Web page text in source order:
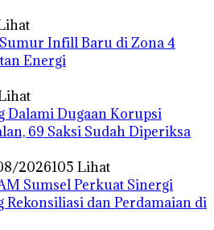
Sumur Infill Baru di Zona 4
Energi
Dalami Dugaan Korupsi
69 Saksi Sudah Diperiksa
2026105 Lihat
Sumsel Perkuat Sinergi
Rekonsiliasi dan Perdamaian di